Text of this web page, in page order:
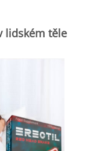
lidském těle